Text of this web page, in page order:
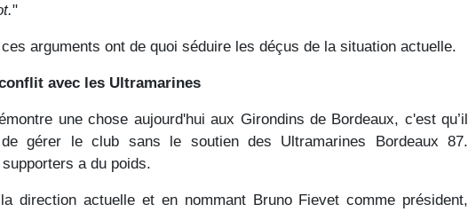
"
arguments ont de quoi séduire les déçus de la situation actuelle.
avec les Ultramarines
une chose aujourd'hui aux Girondins de Bordeaux, c'est qu’il
gérer le club sans le soutien des Ultramarines Bordeaux 87.
supporters a du poids.
direction actuelle et en nommant Bruno Fievet comme président,